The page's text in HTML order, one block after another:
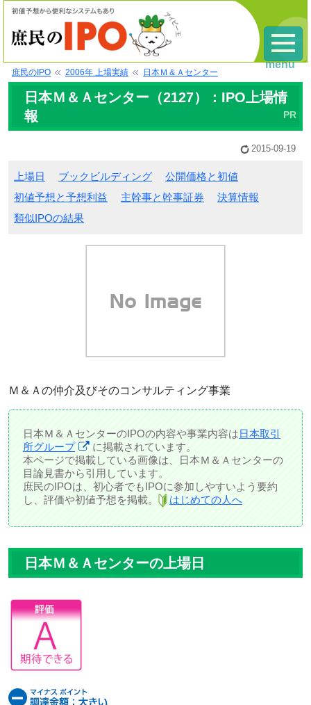
庶民のIPO 2006年 上場実績 日本Ｍ＆Ａセンター
日本Ｍ＆Ａセンター（2127）：IPO上場情
報
2015-09-19
上場日 ブックビルディング
公開価格と初値
初値予想と予想利益
主幹事と幹事証券
決算情報
類似IPOの結果
Ｍ＆Ａの仲介及びそのコンサルティング事業
日本Ｍ＆ＡセンターのIPOの内容や事業内容は日本取引
所グループ
に掲載されています。
本ページで掲載している画像は、日本Ｍ＆Ａセンターの
目論見書から引用しています。
庶民のIPOは、初心者でもIPOに参加しやすいよう要約
し、評価や初値予想を掲載。
はじめての人へ
日本Ｍ＆Ａセンターの上場日
menu